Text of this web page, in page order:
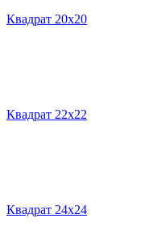
Квадрат 20х20
Квадрат 22х22
Квадрат 24х24